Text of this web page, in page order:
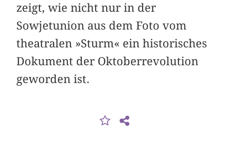
zeigt, wie nicht nur in der
Sowjetunion aus dem Foto vom
theatralen »Sturm« ein historisches
Dokument der Oktober­revolution
geworden ist.